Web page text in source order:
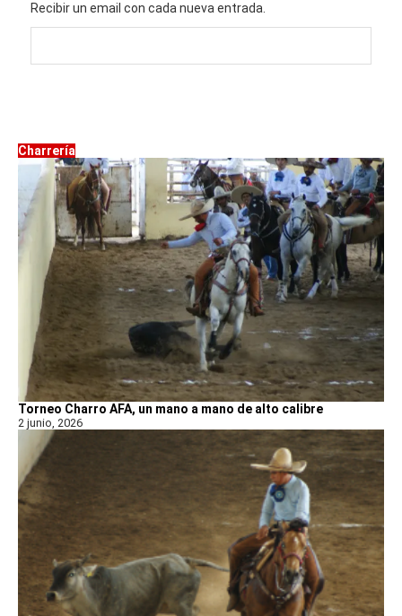
Recibir un email con cada nueva entrada.
Charrería
Torneo Charro AFA, un mano a mano de alto calibre
2 junio, 2026